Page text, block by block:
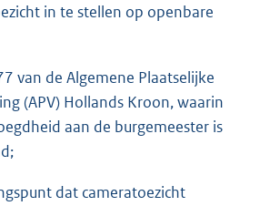
in te stellen op openbare
van de Algemene Plaatselijke
(APV) Hollands Kroon, waarin
aan de burgemeester is
dat cameratoezicht